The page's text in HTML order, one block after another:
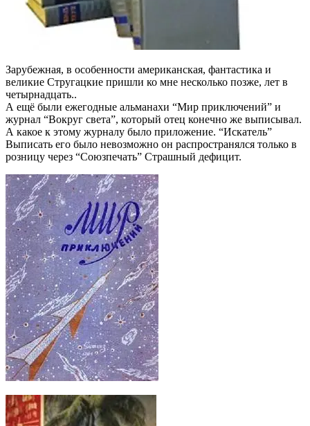
Зарубежная, в особенности американская, фантастика и
великие Стругацкие пришли ко мне несколько позже, лет в
четырнадцать..
А ещё были ежегодные альманахи “Мир приключений” и
журнал “Вокруг света”, который отец конечно же выписывал.
А какое к этому журналу было приложение. “Искатель”
Выписать его было невозможно он распространялся только в
розницу через “Союзпечать” Страшный дефицит.